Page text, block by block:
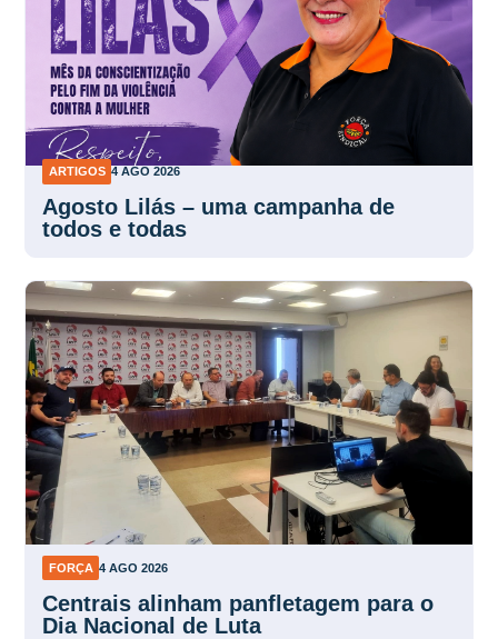
ARTIGOS 4 AGO 2026
Agosto Lilás – uma campanha de
todos e todas
FORÇA 4 AGO 2026
Centrais alinham panfletagem para o
Dia Nacional de Luta